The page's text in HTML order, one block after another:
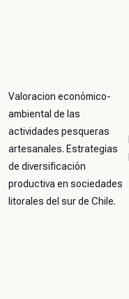
Valoracion económico-
ambiental de las
actividades pesqueras
artesanales. Estrategias
de diversificación
productiva en sociedades
litorales del sur de Chile.